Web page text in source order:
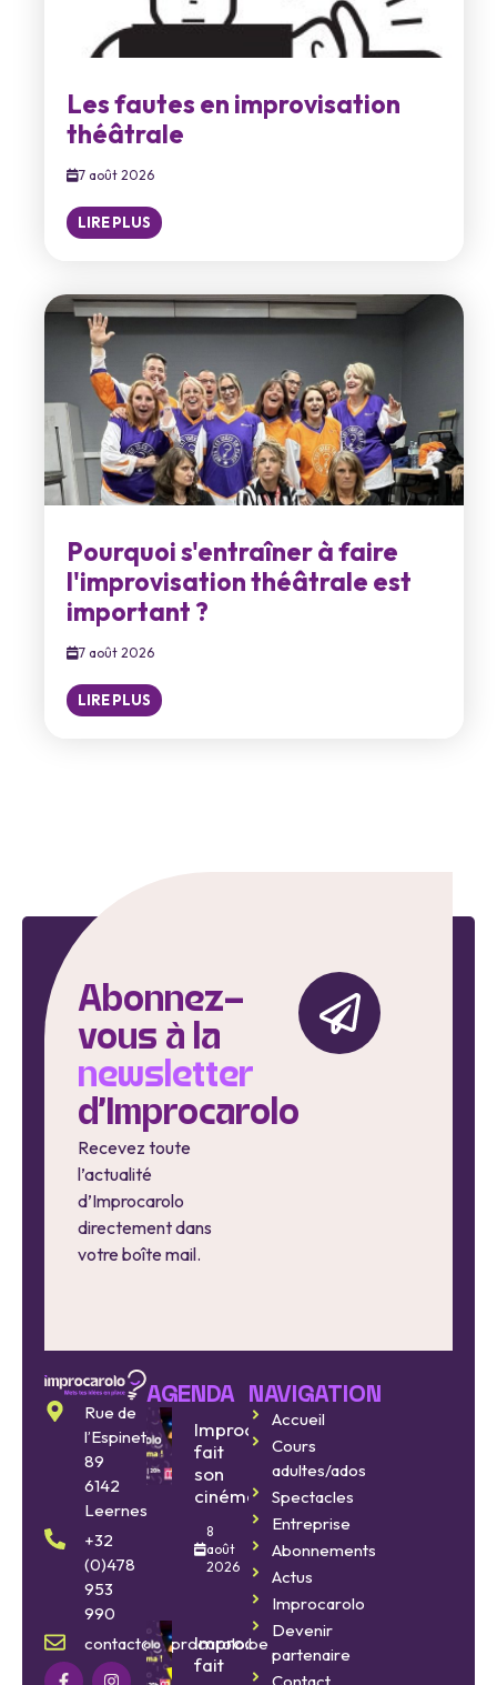
Les fautes en improvisation
théâtrale
7 août 2026
LIRE PLUS
Pourquoi s'entraîner à faire
l'improvisation théâtrale est
important ?
7 août 2026
LIRE PLUS
Abonnez-
vous à la
newsletter
d'Improcarolo
Recevez toute
l’actualité
d’Improcarolo
directement dans
votre boîte mail.
Rue de
l’Espinette
89
6142
Leernes
+32
(0)478
953
990
contact@improcarolo.be
AGENDA
Improcarolo
fait
son
cinéma
8
août
2026
Improcarolo
fait
NAVIGATION
Accueil
Cours
adultes/ados
Spectacles
Entreprise
Abonnements
Actus
Improcarolo
Devenir
partenaire